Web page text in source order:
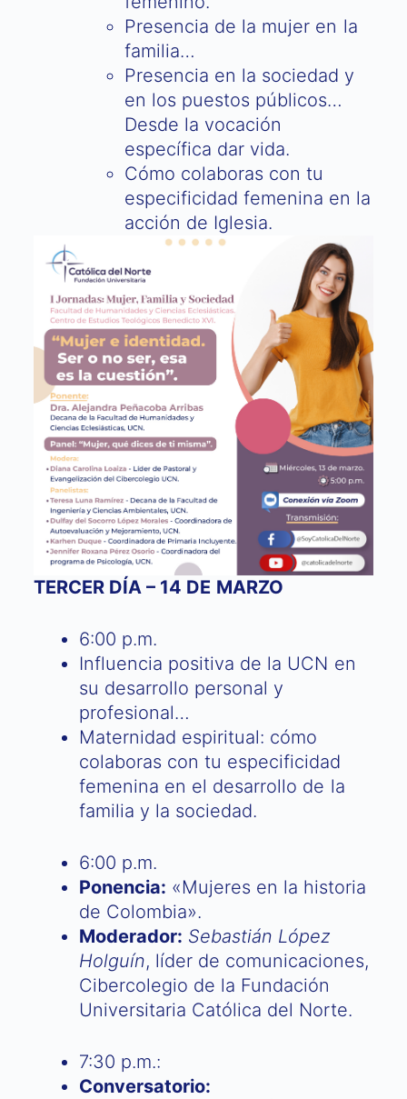
Presencia de la mujer en la
familia…
Presencia en la sociedad y
en los puestos públicos…
Desde la vocación
específica dar vida.
Cómo colaboras con tu
especificidad femenina en la
acción de Iglesia.
TERCER DÍA – 14 DE MARZO
6:00 p.m.
Influencia positiva de la UCN en
su desarrollo personal y
profesional…
Maternidad espiritual: cómo
colaboras con tu especificidad
femenina en el desarrollo de la
familia y la sociedad.
6:00 p.m.
Ponencia: «Mujeres en la historia
de Colombia».
Moderador: Sebastián López
Holguín, líder de comunicaciones,
Cibercolegio de la Fundación
Universitaria Católica del Norte.
7:30 p.m.:
Conversatorio: